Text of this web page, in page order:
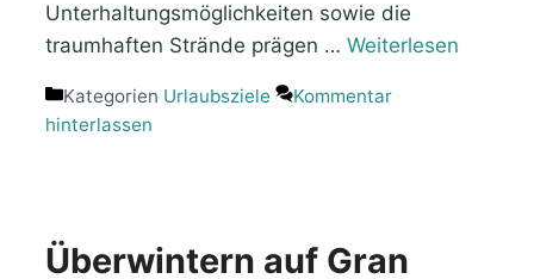
Unterhaltungsmöglichkeiten sowie die
traumhaften Strände prägen … Weiterlesen
Kategorien Urlaubsziele
Kommentar
hinterlassen
Überwintern auf Gran